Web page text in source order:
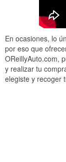
Had an interaction
very friendly and
and we shared
Read More
En ocasiones, lo
por eso que
OReillyAuto.com,
y realizar tu
elegiste y recoger